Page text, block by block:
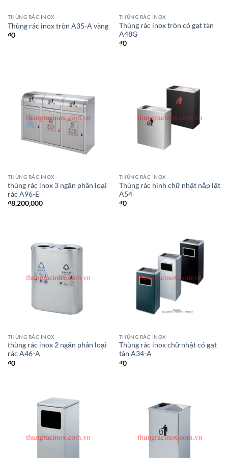
THÙNG RÁC INOX
Thùng rác inox tròn A35-A vàng
₫0
THÙNG RÁC INOX
Thùng rác inox tròn có gạt tàn
A48G
₫0
THÙNG RÁC INOX
thùng rác inox 3 ngăn phân loại
rác A96-E
₫8,200,000
THÙNG RÁC INOX
Thùng rác hình chữ nhật nắp lật
A54
₫0
THÙNG RÁC INOX
thùng rác inox 2 ngăn phân loại
rác A46-A
₫0
THÙNG RÁC INOX
Thùng rác inox chữ nhật có gạt
tàn A34-A
₫0